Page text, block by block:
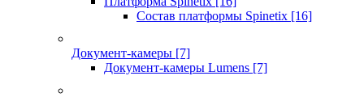
Состав платформы Spinetix [16]
Документ-камеры [7]
Документ-камеры Lumens [7]